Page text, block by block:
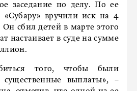
заседание по делу. По ее
«Субару» вручили иск на 4
сбил детей в марте этого
настаивает в суде на сумме
того, чтобы были
существенные выплаты», –